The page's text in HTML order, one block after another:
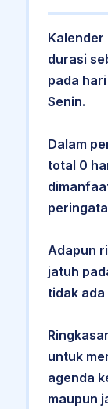
Kalender
durasi
pada
Senin.
Dalam
total 0
Adapun
jatuh
tidak
untuk
agenda
maupun